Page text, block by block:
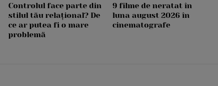
Controlul face parte din
stilul tău relațional? De
ce ar putea fi o mare
problemă
9 filme de neratat în
luna august 2026 în
cinematografe